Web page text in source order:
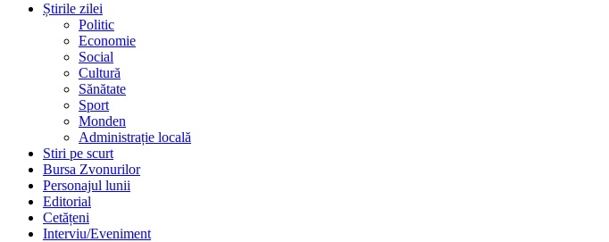
Știrile zilei
Politic
Economie
Social
Cultură
Sănătate
Sport
Monden
Administrație locală
Stiri pe scurt
Bursa Zvonurilor
Personajul lunii
Editorial
Cetățeni
Interviu/Eveniment